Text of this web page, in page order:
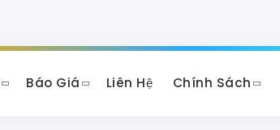
Báo Giá Liên Hệ Chính Sách